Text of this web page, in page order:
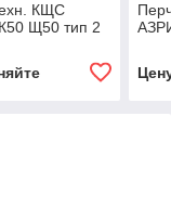
КЩС
Щ50 тип 2